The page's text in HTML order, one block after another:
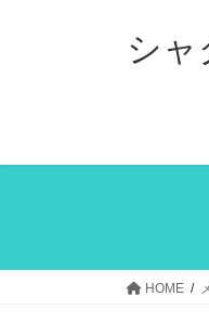
ス
ン
シャ
HOME